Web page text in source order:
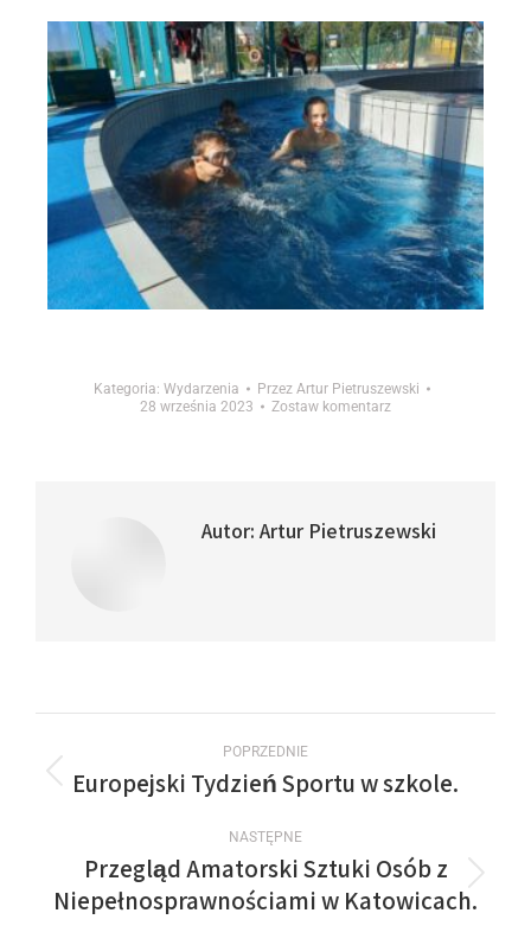
Kategoria: Wydarzenia Przez Artur Pietruszewski
28 września 2023
Zostaw komentarz
Autor: Artur Pietruszewski
POPRZEDNIE
Europejski Tydzień Sportu w szkole.
NASTĘPNE
Przegląd Amatorski Sztuki Osób z
Niepełnosprawnościami w Katowicach.